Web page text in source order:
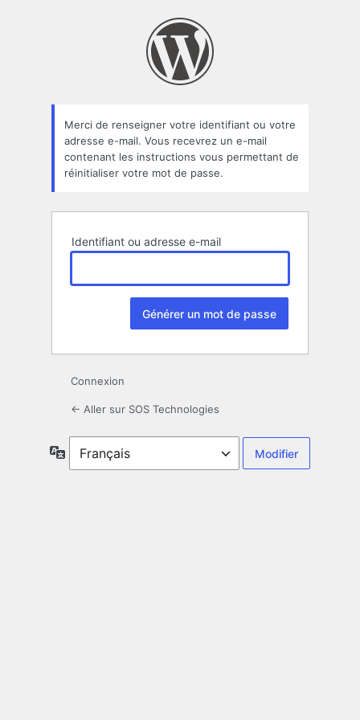
oublié
Merci de renseigner votre identifiant ou votre
adresse e-mail. Vous recevrez un e-mail
contenant les instructions vous permettant de
réinitialiser votre mot de passe.
Identifiant ou adresse e-mail
Connexion
← Aller sur SOS Technologies
Langue